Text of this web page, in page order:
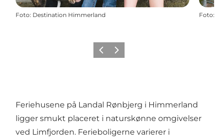
Foto: Destination Himmerland Foto:
Forrige billede
Næste billede
Feriehusene på Landal Rønbjerg i Himmerland
ligger smukt placeret i naturskønne omgivelser
ved Limfjorden. Ferieboligerne varierer i